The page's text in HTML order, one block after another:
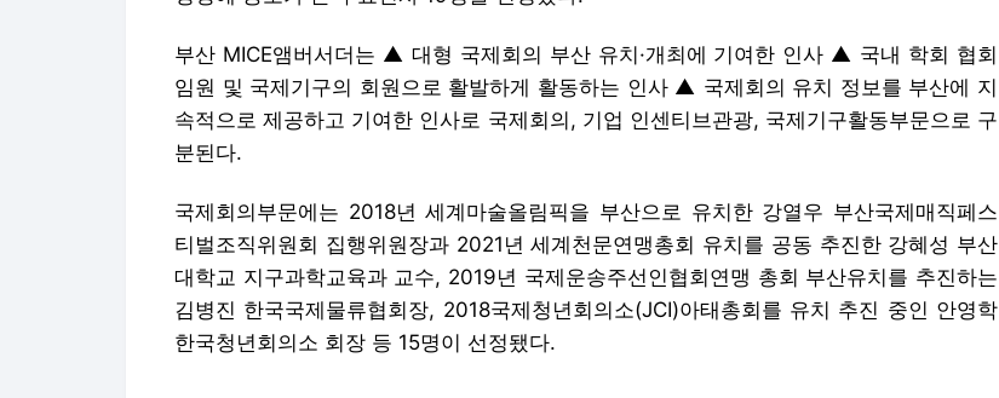
부산 MICE앰버서더는 ▲ 대형 국제회의 부산 유치·개최에 기여한 인사 ▲ 국내 학회 협회
임원 및 국제기구의 회원으로 활발하게 활동하는 인사 ▲ 국제회의 유치 정보를 부산에 지
속적으로 제공하고 기여한 인사로 국제회의, 기업 인센티브관광, 국제기구활동부문으로 구
분된다.
국제회의부문에는 2018년 세계마술올림픽을 부산으로 유치한 강열우 부산국제매직페스
티벌조직위원회 집행위원장과 2021년 세계천문연맹총회 유치를 공동 추진한 강혜성 부산
대학교 지구과학교육과 교수, 2019년 국제운송주선인협회연맹 총회 부산유치를 추진하는
김병진 한국국제물류협회장, 2018국제청년회의소(JCI)아태총회를 유치 추진 중인 안영학
한국청년회의소 회장 등 15명이 선정됐다.